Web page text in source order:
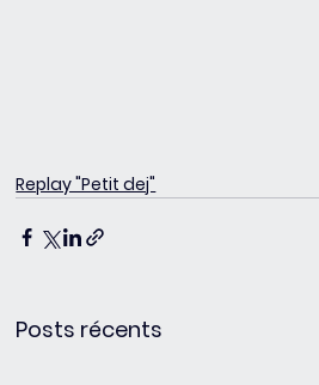
Replay "Petit dej"
Posts récents